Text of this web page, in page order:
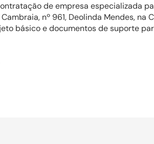
de empresa especializada
nº 961, Deolinda Mendes,
básico e documentos de suporte